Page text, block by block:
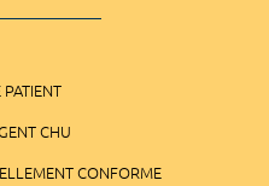
PATIENT
CHU
CONFORME